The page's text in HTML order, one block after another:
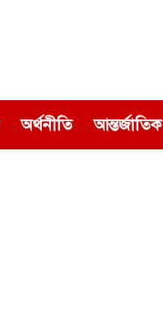
অর্থনীতি আন্তর্জাতিক